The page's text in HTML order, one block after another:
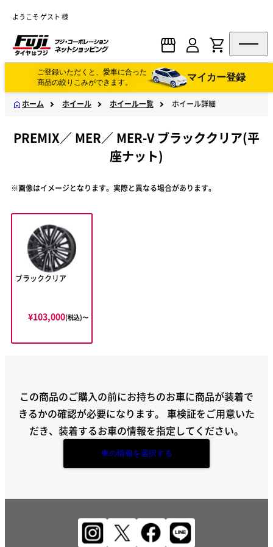
ようこそ ゲスト 様
ご登録いただくと、愛車に合った
商品の絞りこみができます。
マイカー登録
ホーム ホイール ホイール一覧 ホイール詳細
PREMIX／ MER／ MER-V ブラッククリア(平
座ナット)
※画像はイメージとなります。実際と異なる場合があります。
ブラッククリア
¥103,000(税込)〜
この商品のご購入の前にお持ちのお車に商品が装着で
きるかの確認が必要になります。 車検証をご用意いた
だき、装着するお車の情報を指定してください。
車の情報を選択する